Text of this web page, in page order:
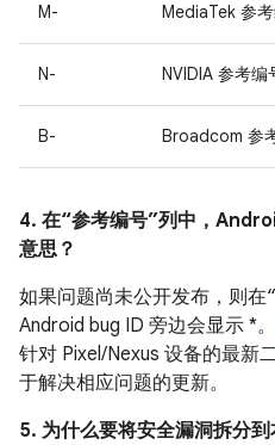
M- MediaTek 参
N- NVIDIA 参考编
B- Broadcom 参
4. 在“参考编号”列中，
意思？
如果问题尚未公开发布，则在
Android bug ID 旁边会显示 *。
针对 Pixel/Nexus 设备的最新
于解决相应问题的更新。
5. 为什么要将安全漏洞拆分